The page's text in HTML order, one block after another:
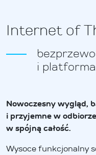
Internet of
i
Nowoczesny wygląd,
i przyjemne w
w spójną całość.
Wysoce funkcjonalny